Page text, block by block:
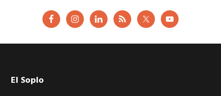
Footer
El Soplo